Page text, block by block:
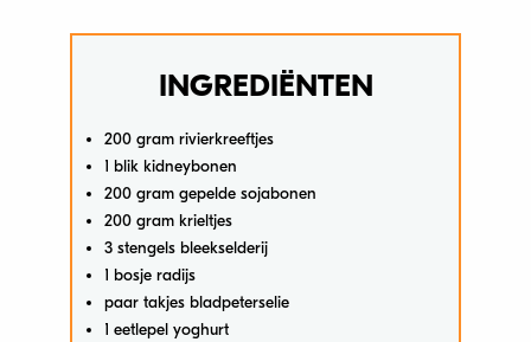
INGREDIËNTEN
200 gram rivierkreeftjes
1 blik kidneybonen
200 gram gepelde sojabonen
200 gram krieltjes
3 stengels bleekselderij
1 bosje radijs
paar takjes bladpeterselie
1 eetlepel yoghurt